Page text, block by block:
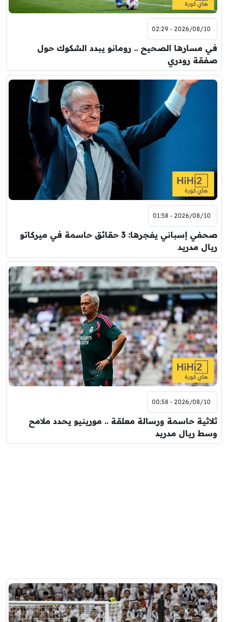
2026/08/10 - 02:29
في مسارها الصحيح .. رومانو يبدد الشكوك حول
صفقة رودري
2026/08/10 - 01:58
صحفي إسباني يفجرها: 3 حقائق حاسمة في ميركاتو
ريال مدريد
2026/08/10 - 00:58
ثلاثية حاسمة ورسالة معلقة .. مورينيو يحدد ملامح
وسط ريال مدريد